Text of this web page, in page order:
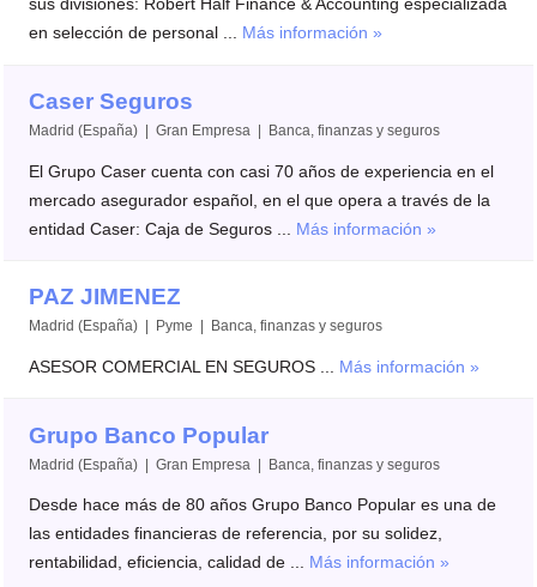
sus divisiones: Robert Half Finance & Accounting especializada
en selección de personal ... Más información »
Caser Seguros
Madrid (España) | Gran Empresa | Banca, finanzas y seguros
El Grupo Caser cuenta con casi 70 años de experiencia en el
mercado asegurador español, en el que opera a través de la
entidad Caser: Caja de Seguros ... Más información »
PAZ JIMENEZ
Madrid (España) | Pyme | Banca, finanzas y seguros
ASESOR COMERCIAL EN SEGUROS ... Más información »
Grupo Banco Popular
Madrid (España) | Gran Empresa | Banca, finanzas y seguros
Desde hace más de 80 años Grupo Banco Popular es una de
las entidades financieras de referencia, por su solidez,
rentabilidad, eficiencia, calidad de ... Más información »